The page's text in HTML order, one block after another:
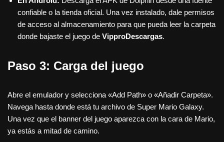
confiable o la tienda oficial. Una vez instalado, dale permisos
de acceso al almacenamiento para que pueda leer la carpeta
donde bajaste el juego de VipproDescargas.
Paso 3: Carga del juego
Abre el emulador y selecciona «Add Path» o «Añadir Carpeta».
Navega hasta donde está tu archivo de Super Mario Galaxy.
Una vez que el banner del juego aparezca con la cara de Mario,
ya estás a mitad de camino.